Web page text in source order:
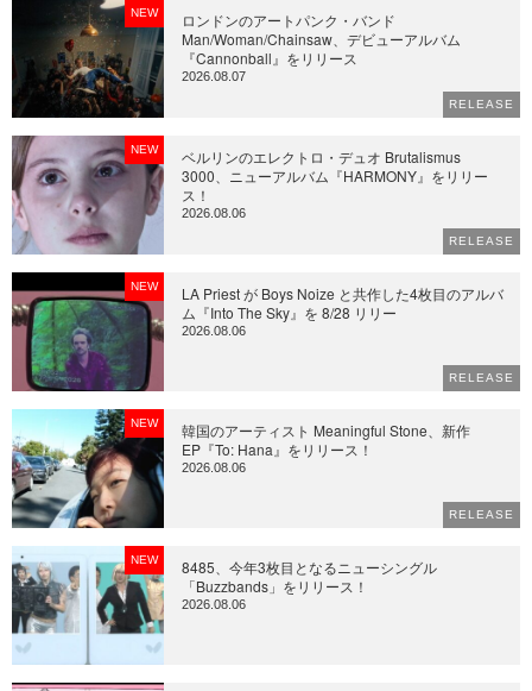
NEW
ロンドンのアートパンク・バンド
Man/Woman/Chainsaw、デビューアルバム
『Cannonball』をリリース
2026.08.07
RELEASE
NEW
ベルリンのエレクトロ・デュオ Brutalismus
3000、ニューアルバム『HARMONY』をリリー
ス！
2026.08.06
RELEASE
NEW
LA Priest が Boys Noize と共作した4枚目のアルバ
ム『Into The Sky』を 8/28 リリー
2026.08.06
RELEASE
NEW
韓国のアーティスト Meaningful Stone、新作
EP『To: Hana』をリリース！
2026.08.06
RELEASE
NEW
8485、今年3枚目となるニューシングル
「Buzzbands」をリリース！
2026.08.06